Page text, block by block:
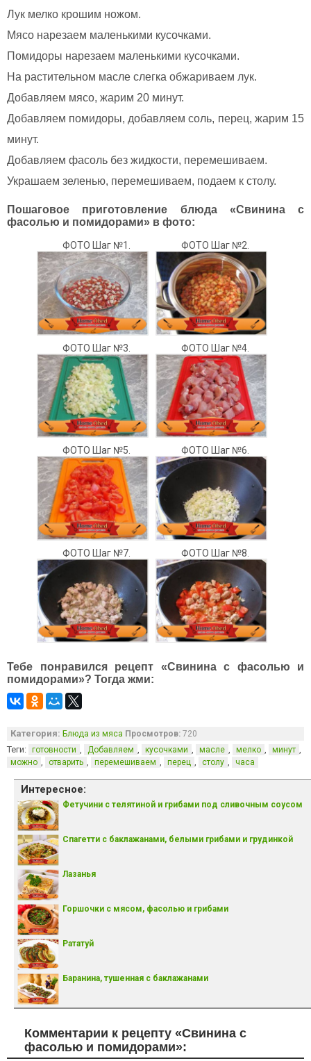
Лук мелко крошим ножом.
Мясо нарезаем маленькими кусочками.
Помидоры нарезаем маленькими кусочками.
На растительном масле слегка обжариваем лук.
Добавляем мясо, жарим 20 минут.
Добавляем помидоры, добавляем соль, перец, жарим 15
минут.
Добавляем фасоль без жидкости, перемешиваем.
Украшаем зеленью, перемешиваем, подаем к столу.
Пошаговое приготовление блюда «Свинина с
фасолью и помидорами» в фото:
ФОТО Шаг №1. ФОТО Шаг №2.
ФОТО Шаг №3. ФОТО Шаг №4.
ФОТО Шаг №5. ФОТО Шаг №6.
ФОТО Шаг №7. ФОТО Шаг №8.
Тебе понравился рецепт «Свинина с фасолью и
помидорами»? Тогда жми:
Категория: Блюда из мяса Просмотров: 720
Теги: готовности , Добавляем , кусочками , масле , мелко , минут ,
можно , отварить , перемешиваем , перец , столу , часа
Интересное:
Фетучини с телятиной и грибами под сливочным соусом
Спагетти с баклажанами, белыми грибами и грудинкой
Лазанья
Горшочки с мясом, фасолью и грибами
Рататуй
Баранина, тушенная с баклажанами
Комментарии к рецепту «Свинина с
фасолью и помидорами»: